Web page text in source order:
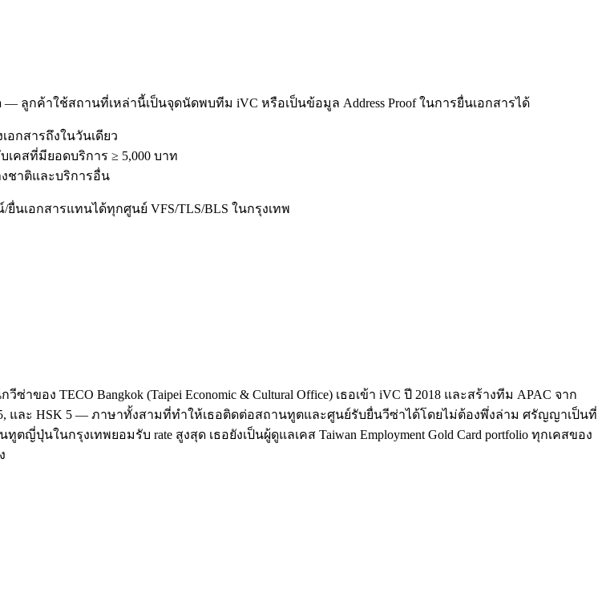
ลูกค้าใช้สถานที่เหล่านี้เป็นจุดนัดพบทีม iVC หรือเป็นข้อมูล Address Proof ในการยื่นเอกสารได้
อกสารถึงในวันเดียว
คสที่มียอดบริการ ≥ 5,000 บาท
ชาติและบริการอื่น
นเอกสารแทนได้ทุกศูนย์ VFS/TLS/BLS ในกรุงเทพ
าของ TECO Bangkok (Taipei Economic & Cultural Office) เธอเข้า iVC ปี 2018 และสร้างทีม APAC จาก
และ HSK 5 — ภาษาทั้งสามที่ทำให้เธอติดต่อสถานทูตและศูนย์รับยื่นวีซ่าได้โดยไม่ต้องพึ่งล่าม ศรัญญาเป็นที่
ปุ่นในกรุงเทพยอมรับ rate สูงสุด เธอยังเป็นผู้ดูแลเคส Taiwan Employment Gold Card portfolio ทุกเคสของ